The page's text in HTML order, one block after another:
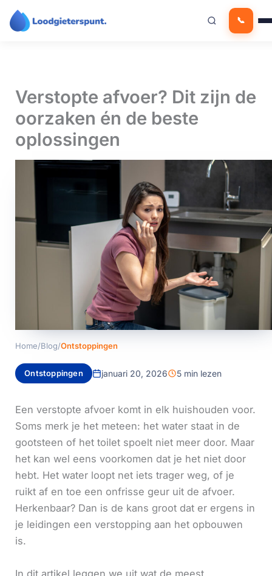
📞
naar
Verstopte afvoer? Dit zijn de
oorzaken én de beste
oplossingen
Home/Blog/Ontstoppingen
Ontstoppingen januari 20, 2026 5 min lezen
Een verstopte afvoer komt in elk huishouden voor.
Soms merk je het meteen: het water staat in de
gootsteen of het toilet spoelt niet meer door. Maar
het kan wel eens voorkomen dat je het niet door
hebt. Het water loopt net iets trager weg, of je
ruikt af en toe een onfrisse geur uit de afvoer.
Herkenbaar? Dan is de kans groot dat er ergens in
je leidingen een verstopping aan het opbouwen
is.
In dit artikel leggen we uit wat de meest